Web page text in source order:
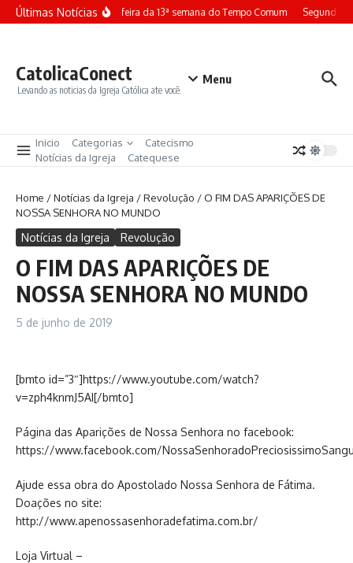
Ir para o conteúdo
Últimas NotíciasTerça-feira da 13ª semana do Tempo Comum Segunda-
CatolicaConect
Levando as noticias da Igreja Católica ate você.
Menu
Inicio Categorias
Catecismo
Notícias da Igreja
Catequese
Home /Notícias da Igreja /Revolução /O FIM DAS APARIÇÕES DE
NOSSA SENHORA NO MUNDO
Notícias da Igreja Revolução
O FIM DAS APARIÇÕES DE
NOSSA SENHORA NO MUNDO
5 de junho de 2019
[bmto id=”3″]https://www.youtube.com/watch?
v=zph4knmJ5AI[/bmto]
Página das Aparições de Nossa Senhora no facebook:
https://www.facebook.com/
Ajude essa obra do Apostolado Nossa Senhora de Fátima.
Doações no site:
http://www.apenossasenhoradefatima.com.br/
Loja Virtual –